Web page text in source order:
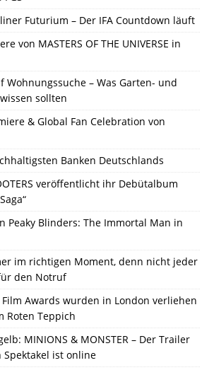
Kontraste
Futurium – Der IFA Countdown läuft
von MASTERS OF THE UNIVERSE in
Wohnungssuche – Was Garten- und
sollten
& Global Fan Celebration von
Banken Deutschlands
veröffentlicht ihr Debütalbum
Peaky Blinders: The Immortal Man in
im richtigen Moment, denn nicht jeder
den Notruf
Film Awards wurden in London verliehen
Roten Teppich
MINIONS & MONSTER – Der Trailer
ist online